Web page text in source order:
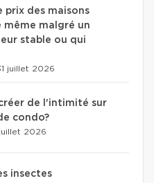
prix des maisons
malgré un
stable ou qui
juillet 2026
de l'intimité sur
condo?
2026
insectes